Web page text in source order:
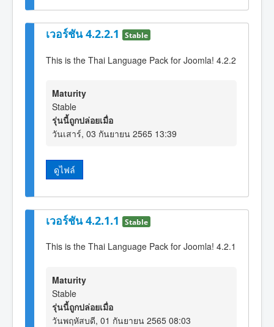
เวอร์ชัน 4.2.2.1 Stable
This is the Thai Language Pack for Joomla! 4.2.2
Maturity
Stable
รุ่นนี้ถูกปล่อยเมื่อ
วันเสาร์, 03 กันยายน 2565 13:39
ดูไฟล์
เวอร์ชัน 4.2.1.1 Stable
This is the Thai Language Pack for Joomla! 4.2.1
Maturity
Stable
รุ่นนี้ถูกปล่อยเมื่อ
วันพฤหัสบดี, 01 กันยายน 2565 08:03